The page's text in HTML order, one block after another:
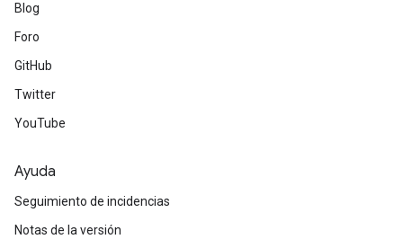
Blog
Foro
GitHub
Twitter
YouTube
Ayuda
Seguimiento de incidencias
Notas de la versión